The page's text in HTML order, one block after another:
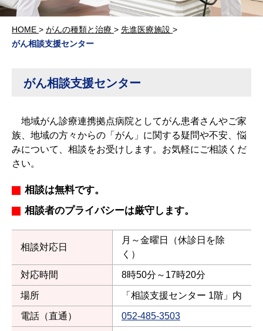
HOME > がんの種類と治療 > 先進医療施設 >
がん相談支援センター
がん相談支援センター
地域がん診療連携拠点病院としてがん患者さんやご家
族、地域の方々からの「がん」に関する疑問や不安、悩
みについて、相談をお受けします。お気軽にご相談くだ
さい。
相談は無料です。
相談者のプライバシーは厳守します。
相談対応日
月～金曜日（休診日を除
く）
対応時間 8時50分～17時20分
場所 「相談支援センター 1階」内
電話（直通） 052-485-3503